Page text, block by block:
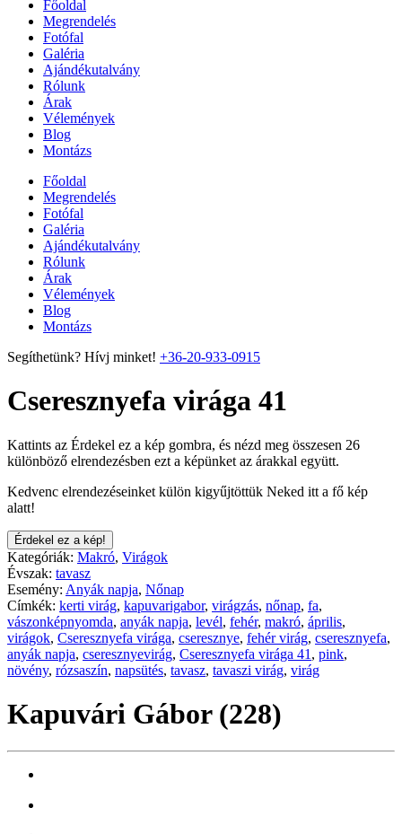
Főoldal
Megrendelés
Fotófal
Galéria
Ajándékutalvány
Rólunk
Árak
Vélemények
Blog
Montázs
Főoldal
Megrendelés
Fotófal
Galéria
Ajándékutalvány
Rólunk
Árak
Vélemények
Blog
Montázs
Segíthetünk? Hívj minket! +36-20-933-0915
Cseresznyefa virága 41
Kattints az Érdekel ez a kép gombra, és nézd meg összesen 26
különböző elrendezésben ezt a képünket az árakkal együtt.
Kedvenc elrendezéseinket külön kigyűjtöttük Neked itt a fő kép
alatt!
Érdekel ez a kép!
Kategóriák: Makró, Virágok
Évszak: tavasz
Esemény: Anyák napja, Nőnap
Címkék: kerti virág, kapuvarigabor, virágzás, nőnap, fa,
vászonképnyomda, anyák napja, levél, fehér, makró, április,
virágok, Cseresznyefa virága, cseresznye, fehér virág, cseresznyefa,
anyák napja, cseresznyevirág, Cseresznyefa virága 41 , pink,
növény, rózsaszín, napsütés, tavasz, tavaszi virág, virág
Kapuvári Gábor (228)